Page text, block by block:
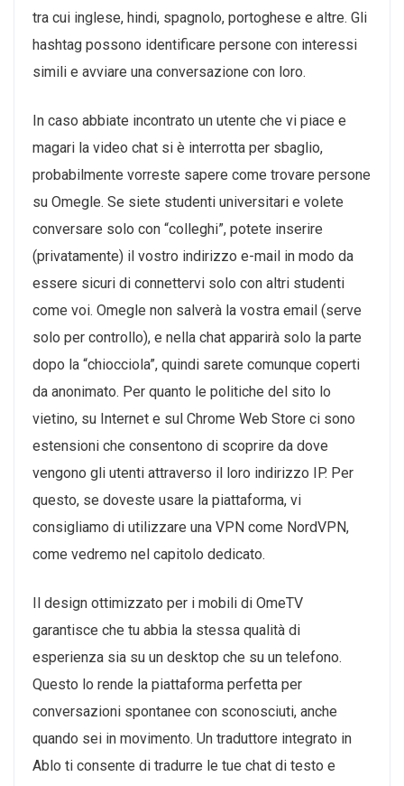
tra cui inglese, hindi, spagnolo, portoghese e altre. Gli
hashtag possono identificare persone con interessi
simili e avviare una conversazione con loro.
In caso abbiate incontrato un utente che vi piace e
magari la video chat si è interrotta per sbaglio,
probabilmente vorreste sapere come trovare persone
su Omegle. Se siete studenti universitari e volete
conversare solo con “colleghi”, potete inserire
(privatamente) il vostro indirizzo e-mail in modo da
essere sicuri di connettervi solo con altri studenti
come voi. Omegle non salverà la vostra email (serve
solo per controllo), e nella chat apparirà solo la parte
dopo la “chiocciola”, quindi sarete comunque coperti
da anonimato. Per quanto le politiche del sito lo
vietino, su Internet e sul Chrome Web Store ci sono
estensioni che consentono di scoprire da dove
vengono gli utenti attraverso il loro indirizzo IP. Per
questo, se doveste usare la piattaforma, vi
consigliamo di utilizzare una VPN come NordVPN,
come vedremo nel capitolo dedicato.
Il design ottimizzato per i mobili di OmeTV
garantisce che tu abbia la stessa qualità di
esperienza sia su un desktop che su un telefono.
Questo lo rende la piattaforma perfetta per
conversazioni spontanee con sconosciuti, anche
quando sei in movimento. Un traduttore integrato in
Ablo ti consente di tradurre le tue chat di testo e